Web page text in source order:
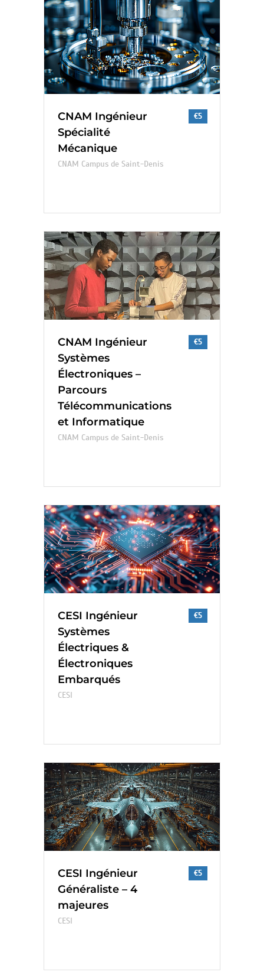
CNAM Ingénieur
Spécialité
Mécanique
€5
CNAM Campus de Saint-Denis
CNAM Ingénieur
Systèmes
Électroniques –
Parcours
Télécommunications
et Informatique
€5
CNAM Campus de Saint-Denis
CESI Ingénieur
Systèmes
Électriques &
Électroniques
Embarqués
€5
CESI
CESI Ingénieur
Généraliste – 4
majeures
€5
CESI